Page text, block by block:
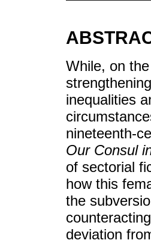
While, on
inequalities
nineteenth-
Our Consul
of sectorial
how this
the
deviation